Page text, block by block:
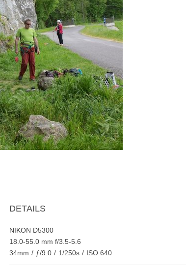
DETAILS
NIKON D5300
18.0-55.0 mm f/3.5-5.6
34mm / ƒ/9.0 / 1/250s / ISO 640